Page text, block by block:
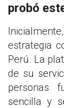
probó
estrategia
Perú. La
de su
personas
sencilla y